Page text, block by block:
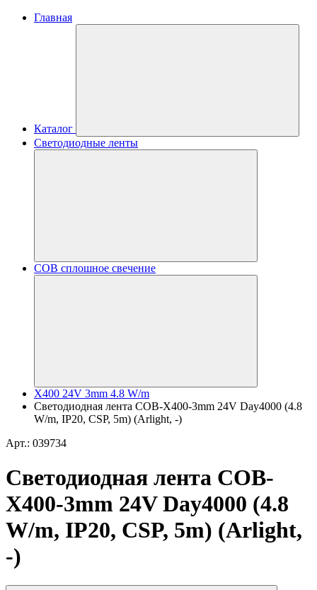
Главная
Каталог
Светодиодные ленты
COB сплошное свечение
X400 24V 3mm 4.8 W/m
Светодиодная лента COB-X400-3mm 24V Day4000 (4.8
W/m, IP20, CSP, 5m) (Arlight, -)
Арт.: 039734
Светодиодная лента COB-
X400-3mm 24V Day4000 (4.8
W/m, IP20, CSP, 5m) (Arlight,
-)